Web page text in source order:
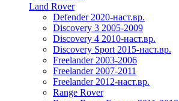
Land Rover
Defender 2020-наст.вр.
Discovery 3 2005-2009
Discovery 4 2010-наст.вр.
Discovery Sport 2015-наст.вр.
Freelander 2003-2006
Freelander 2007-2011
Freelander 2012-наст.вр.
Range Rover